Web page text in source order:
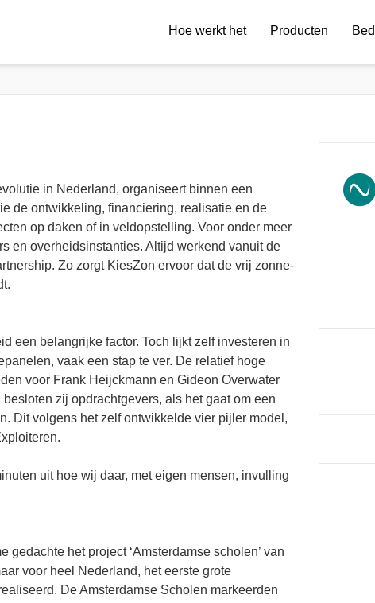
Hoe werkt het Producten
in Nederland, organiseert binnen een
de ontwikkeling, financiering, realisatie en de
op daken of in veldopstelling. Voor onder meer
en overheidsinstanties. Altijd werkend vanuit de
Zo zorgt KiesZon ervoor dat de vrij zonne-
een belangrijke factor. Toch lijkt zelf investeren in
vaak een stap te ver. De relatief hoge
voor Frank Heijckmann en Gideon Overwater
zij opdrachtgevers, als het gaat om een
Dit volgens het zelf ontwikkelde vier pijler model,
uit hoe wij daar, met eigen mensen, invulling
gedachte het project ‘Amsterdamse scholen’ van
voor heel Nederland, het eerste grote
De Amsterdamse Scholen markeerden